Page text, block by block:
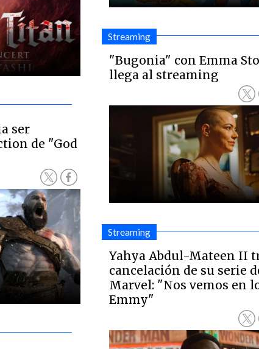
ser
de "God
Streaming
"Bugonia" con Emma
llega al streaming
Streaming
Yahya Abdul-Mateen II
cancelación de su serie
Marvel: "Nos vemos en
Emmy"